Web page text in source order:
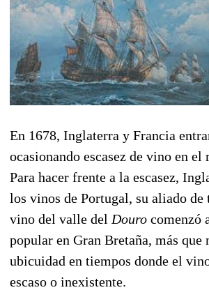
En 1678, Inglaterra y Francia
ocasionando escasez de vino en
Para hacer frente a la escasez,
los vinos de Portugal, su aliado de
vino del valle del Douro comenzó
popular en Gran Bretaña, más que
ubicuidad en tiempos donde el
escaso o inexistente.